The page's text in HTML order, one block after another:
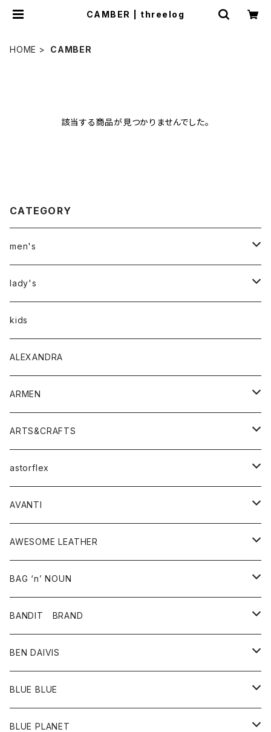
CAMBER | threelog
HOME CAMBER
該当する商品が見つかりませんでした。
CATEGORY
men's
アウター
トップス
Tシャツ
シャツ
ボトムス
lady's
アウター
トップス
Tシャツ・カットソー
シャツ・ブラウス
ボトムス
パンツ
スカート
ワンピース・オールインワン
バッグ
シューズ
アクセサリー
その他雑貨
kids
ALEXANDRA
ARMEN
アウター
コート
ジャケット
トップス
ベスト
シャツ
ワンピース
ボトム
スカート
パンツ
グッズ
靴
ARTS&CRAFTS
アクセサリー
ウォレット
バッグ
astorflex
グッズ
靴
AVANTI
シャツ
AWESOME LEATHER
アウター
革ジャケット
BAG ‘n’ NOUN
アクセサリー
バッグ
ポーチ
BANDIT BRAND
トップス
Ｔシャツ
BEN DAIVIS
ポトム
パンツ
BLUE BLUE
アウター
BLUE PLANET